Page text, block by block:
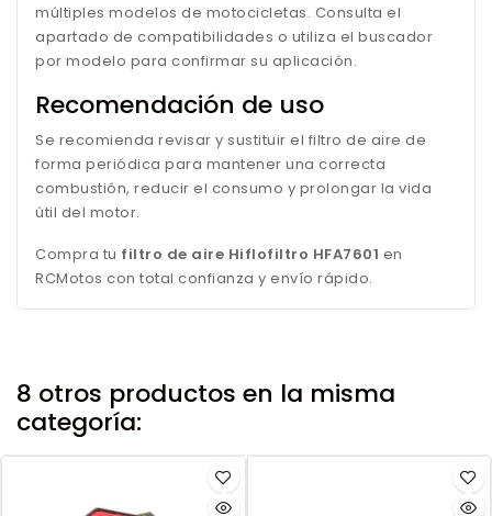
múltiples modelos de motocicletas. Consulta el
apartado de compatibilidades o utiliza el buscador
por modelo para confirmar su aplicación.
Recomendación de uso
Se recomienda revisar y sustituir el filtro de aire de
forma periódica para mantener una correcta
combustión, reducir el consumo y prolongar la vida
útil del motor.
Compra tu filtro de aire Hiflofiltro HFA7601 en
RCMotos con total confianza y envío rápido.
8 otros productos en la misma
categoría: